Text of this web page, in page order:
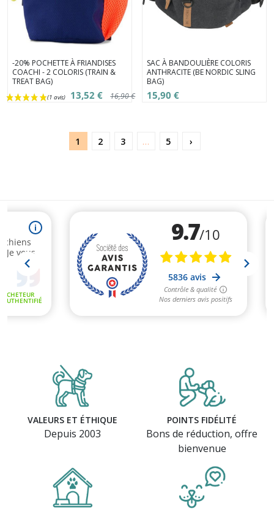
-20% POCHETTE À FRIANDISES
COACHI - 2 COLORIS (TRAIN &
TREAT BAG)
13,52 € 16,90 €
SAC À BANDOULIÈRE COLORIS
ANTHRACITE (BE NORDIC SLING
BAG)
15,90 €
1 2 3 … 5 ›
VALEURS ET ÉTHIQUE
Depuis 2003
POINTS FIDÉLITÉ
Bons de réduction, offre
bienvenue